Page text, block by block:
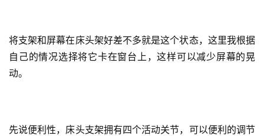
将支架和屏幕在床头架好差不多就是这个状态，这里我根据
自己的情况选择将它卡在窗台上，这样可以减少屏幕的晃
动。
先说便利性，床头支架拥有四个活动关节，可以便利的调节